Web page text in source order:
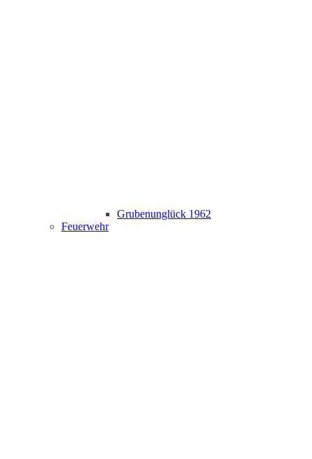
Grubenunglück 1962
Feuerwehr